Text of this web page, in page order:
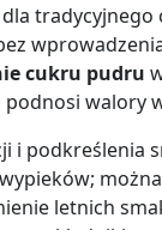
tradycyjnego
cukru pudru
walory
i podkreślenia
letnich